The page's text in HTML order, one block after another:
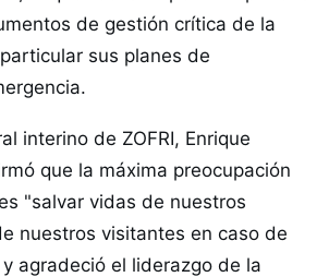
de gestión crítica de la
sus planes de
interino de ZOFRI, Enrique
que la máxima preocupación
"salvar vidas de nuestros
nuestros visitantes en caso de
agradeció el liderazgo de la